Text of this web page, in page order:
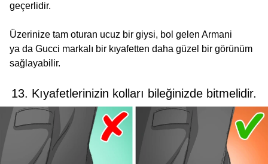
geçerlidir.
Üzerinize tam oturan ucuz bir giysi, bol gelen Armani
ya da Gucci markalı bir kıyafetten daha güzel bir görünüm
sağlayabilir.
13. Kıyafetlerinizin kolları bileğinizde bitmelidir.